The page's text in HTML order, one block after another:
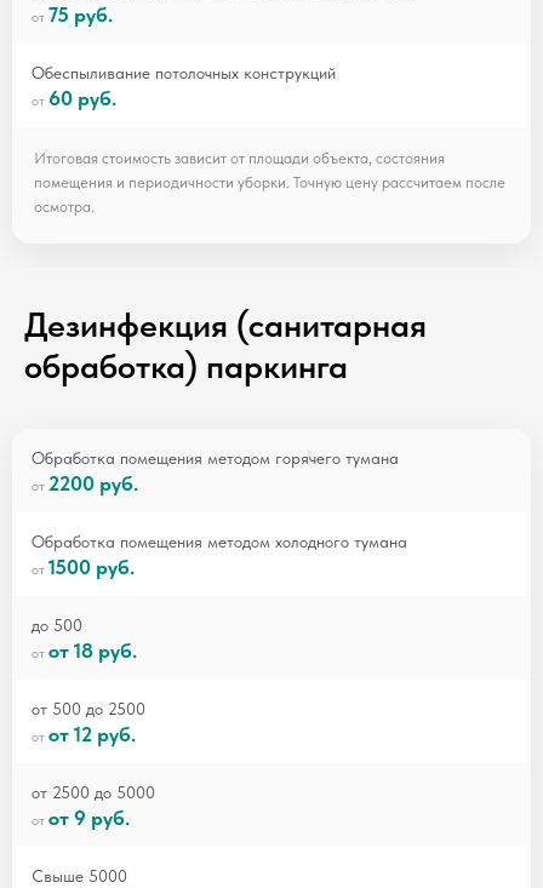
75 руб.
Обеспыливание потолочных конструкций
60 руб.
Итоговая стоимость зависит от площади объекта, состояния
помещения и периодичности уборки. Точную цену рассчитаем после
осмотра.
Дезинфекция (санитарная
обработка) паркинга
Обработка помещения методом горячего тумана
2200 руб.
Обработка помещения методом холодного тумана
1500 руб.
до 500
от 18 руб.
от 500 до 2500
от 12 руб.
от 2500 до 5000
от 9 руб.
Свыше 5000